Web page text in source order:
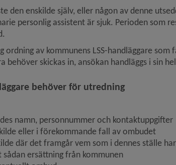
den enskilde själv, eller någon av denne
personlig assistent är sjuk. Perioden som
ordning av kommunens LSS-handläggare
skickas in, ansökan handläggs i sin
behöver för utredning
namn, personnummer och kontaktuppgifter
eller i förekommande fall av ombudet
där det framgår vem som i dennes ställe
ersättning från kommunen